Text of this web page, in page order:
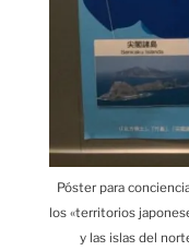
Póster para
los «territorios
y las islas del